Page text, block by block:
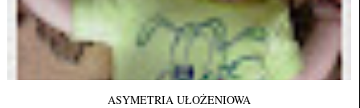
ASYMETRIA UŁOŻENIOWA